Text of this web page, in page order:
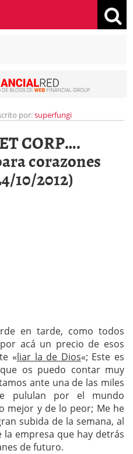
por:superfungi
CORP….
corazones
10/2012)
en tarde, como todos
acá un precio de esos
«liar la de Dios«; Este es
os puedo contar muy
ante una de las miles
pululan por el mundo
mejor y de lo peor; Me he
subida de la semana, al
empresa que hay detrás
de futuro.